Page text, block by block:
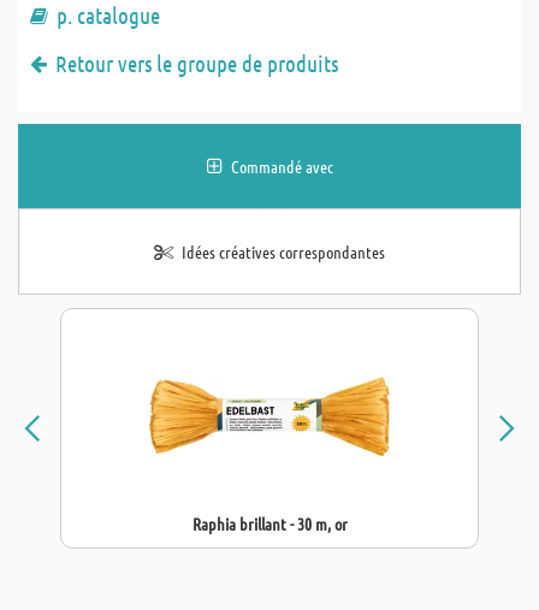
p. catalogue
Retour vers le groupe de produits
Commandé avec
Idées créatives correspondantes
Raphia brillant - 30 m, or